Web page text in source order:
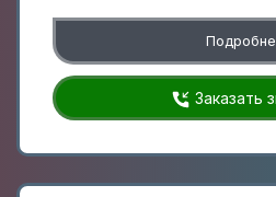
Заказать